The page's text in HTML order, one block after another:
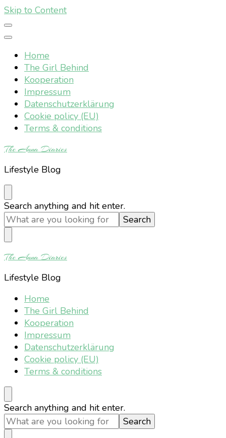
Skip to Content
Home
The Girl Behind
Kooperation
Impressum
Datenschutzerklärung
Cookie policy (EU)
Terms & conditions
The Anna Diaries
Lifestyle Blog
Looking
for
Something?
Search anything and hit enter.
The Anna Diaries
Lifestyle Blog
Home
The Girl Behind
Kooperation
Impressum
Datenschutzerklärung
Cookie policy (EU)
Terms & conditions
Looking
for
Something?
Search anything and hit enter.